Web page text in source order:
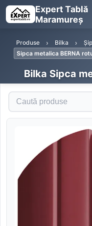
Expert Tablă
Maramureș
Produse Bilka
Sipca metalica BERNA
Bilka Sipca
Caută produse